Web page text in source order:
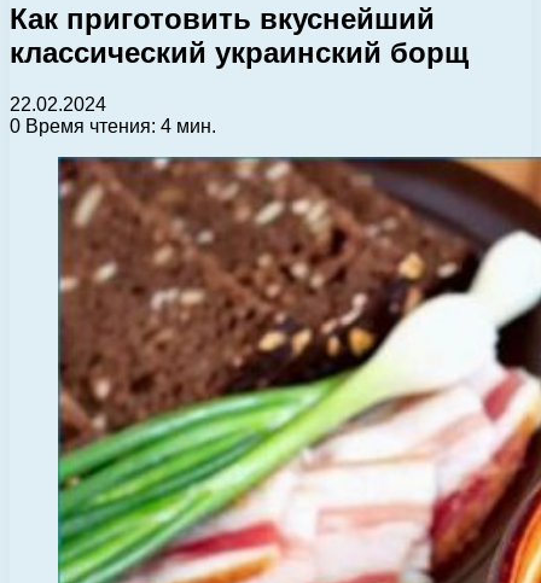
Как приготовить вкуснейший
классический украинский борщ
22.02.2024
0 Время чтения: 4 мин.